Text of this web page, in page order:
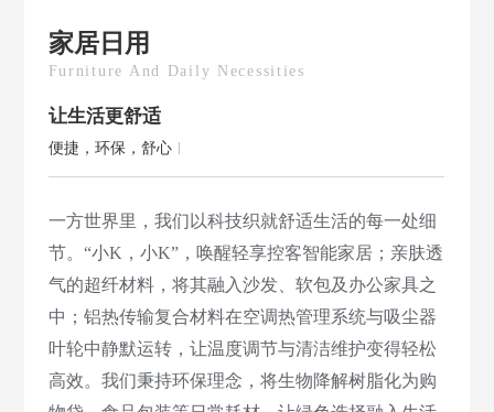
家居日用
Furniture And Daily Necessities
让生活更舒适
便捷，环保，舒心
一方世界里，我们以科技织就舒适生活的每一处细
节。“小K，小K”，唤醒轻享控客智能家居；亲肤透
气的超纤材料，将其融入沙发、软包及办公家具之
中；铝热传输复合材料在空调热管理系统与吸尘器
叶轮中静默运转，让温度调节与清洁维护变得轻松
高效。我们秉持环保理念，将生物降解树脂化为购